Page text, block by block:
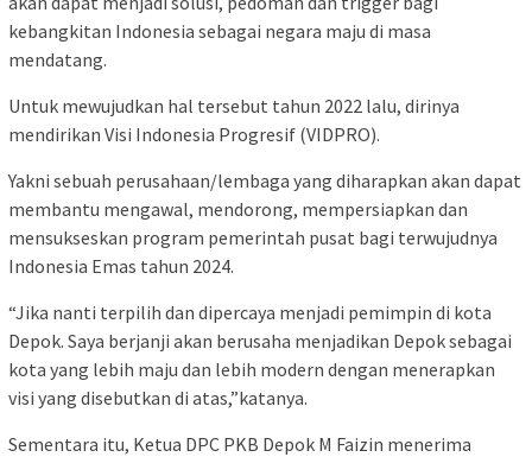
kebangkitan Indonesia sebagai negara maju di masa
mendatang.
Untuk mewujudkan hal tersebut tahun 2022 lalu, dirinya
mendirikan Visi Indonesia Progresif (VIDPRO).
Yakni sebuah perusahaan/lembaga yang diharapkan akan dapat
membantu mengawal, mendorong, mempersiapkan dan
mensukseskan program pemerintah pusat bagi terwujudnya
Indonesia Emas tahun 2024.
“Jika nanti terpilih dan dipercaya menjadi pemimpin di kota
Depok. Saya berjanji akan berusaha menjadikan Depok sebagai
kota yang lebih maju dan lebih modern dengan menerapkan
visi yang disebutkan di atas,”katanya.
Sementara itu, Ketua DPC PKB Depok M Faizin menerima